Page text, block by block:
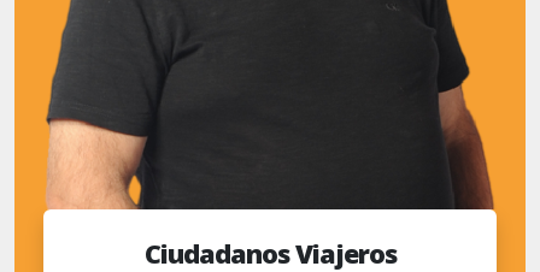
Ciudadanos Viajeros